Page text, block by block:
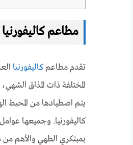
مطاعم
تقدم مطاعمكاليفورنيا
المختلفة ذات المذاق
يتم اصطيادها من المحيط
كاليفورنيا. وجميعها
بمبتكري الطهي والأهم